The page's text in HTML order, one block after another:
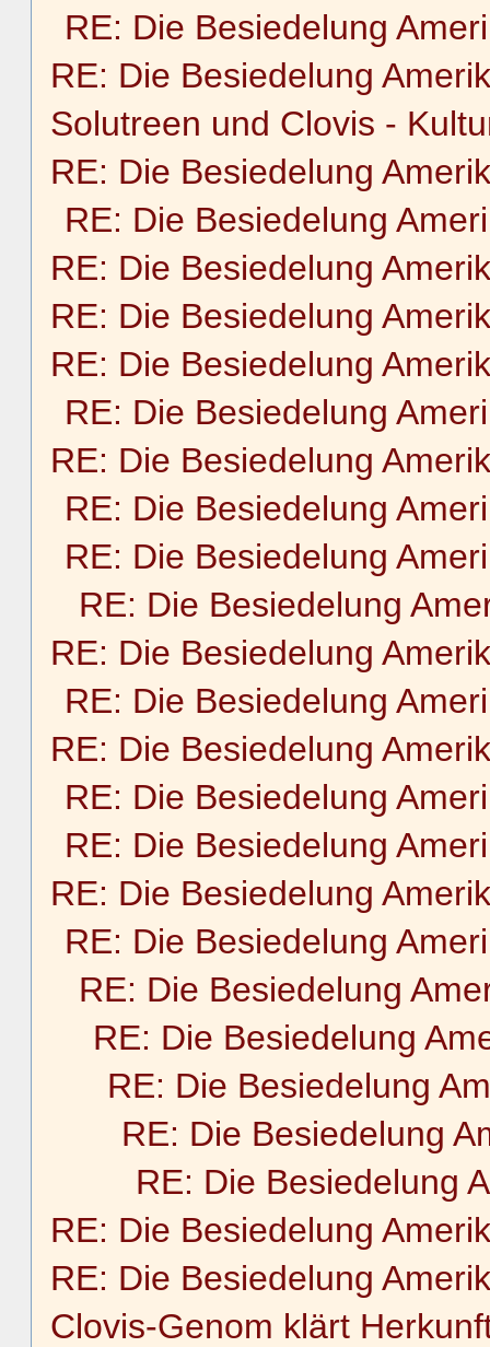
RE: Die Besiedelung
RE: Die Besiedelung
Solutreen und Clovis -
RE: Die Besiedelung
RE: Die Besiedelung
RE: Die Besiedelung
RE: Die Besiedelung
RE: Die Besiedelung
RE: Die Besiedelung
RE: Die Besiedelung
RE: Die Besiedelung
RE: Die Besiedelung
RE: Die Besiedelung
RE: Die Besiedelung
RE: Die Besiedelung
RE: Die Besiedelung
RE: Die Besiedelung
RE: Die Besiedelung
RE: Die Besiedelung
RE: Die Besiedelung
RE: Die Besiedelung
RE: Die Besiedelung
RE: Die Besiedelung
RE: Die Besiedelung
RE: Die Besiedelung
RE: Die Besiedelung
RE: Die Besiedelung
Clovis-Genom klärt